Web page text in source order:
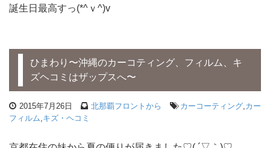
誕生日最高すっ(*^ｖ^)v
ひまわり〜沖縄のカーコティング、フィルム、キ
ズヘコミはザップスへ〜
2015年7月26日 北那覇フロントから カーコーティング,カー
フィルム,キズ・ヘコミ